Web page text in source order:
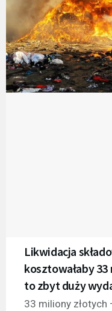
Likwidacja
kosztowałaby 33
to zbyt duży
33 miliony złotych